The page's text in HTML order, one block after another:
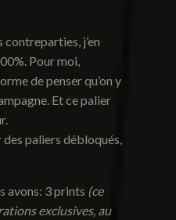
contreparties, j’en
Pour moi,
de penser qu’on y
Et ce palier
paliers débloqués,
avons: 3 prints (ce
exclusives, au